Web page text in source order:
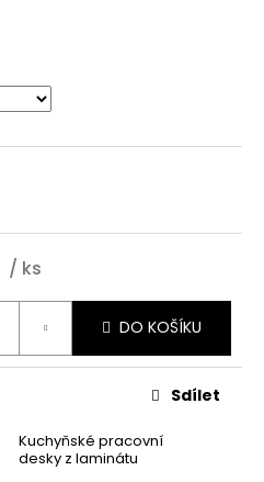
/ ks
DO KOŠÍKU
Kuchyňské pracovní
desky z laminátu
Sdílet